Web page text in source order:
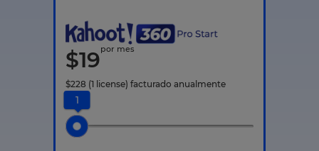
$19por mes
$228 (1 license) facturado anualmente
1